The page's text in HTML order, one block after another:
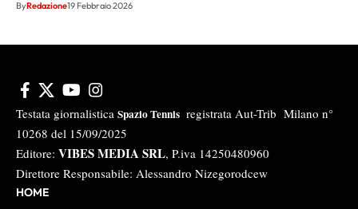
ByRedazione19 Febbraio 2026
Testata giornalistica Spazio Tennis registrata Aut-Trib Milano n°
10268 del 15/09/2025
Editore: VIBES MEDIA SRL, P.iva 14250480960
Direttore Responsabile: Alessandro Nizegorodcew
HOME